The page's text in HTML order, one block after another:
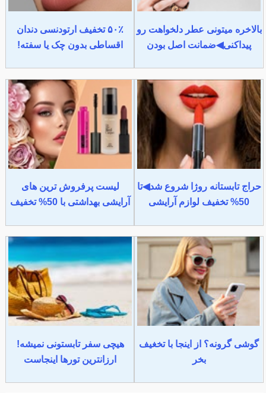
بالاخره میتونی عطر دلخواهت رو
پیداکنی◀ضمانت اصل بودن
۵۰٪ تخفیف ارتودنسی دندان
اقساطی بدون چک یا سفته!
حراج تابستانه روژا شروع شد◀تا
50% تخفیف لوازم آرایشی
لیست پرفروش ترین های
آرایشی بهداشتی با 50% تخفیف
گوشی گرونه؟ از اینجا با تخغیف
بخر
هیچی سفر تابستونی نمیشه!
ارزانترین تورها اینجاست